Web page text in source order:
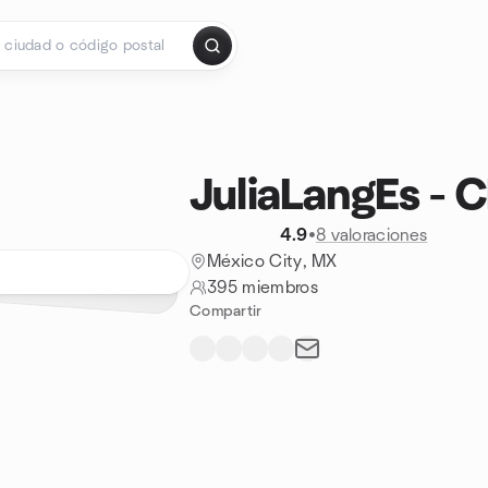
JuliaLangEs -
4.9•8 valoraciones
México City, MX
395 miembros
Compartir